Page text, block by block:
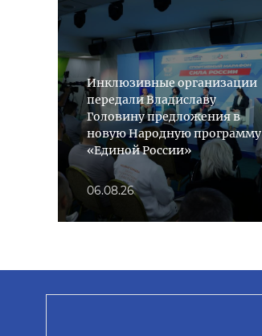
Инклюзивные организации
передали Владиславу
Головину предложения в
новую Народную программу
«Единой России»
06.08.26